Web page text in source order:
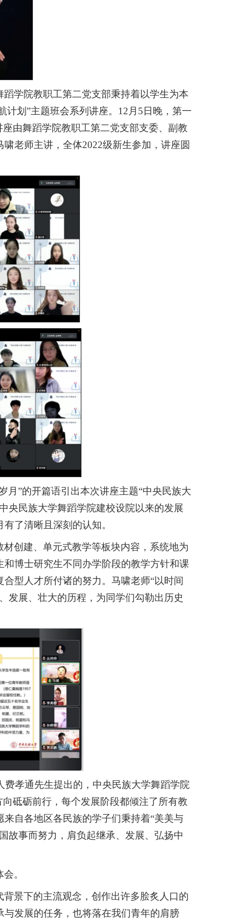
学院教职工第二党支部秉持着以学生为本
划”主题班会系列讲座。12月5日晚，第一
由舞蹈学院教职工第二党支部支委、副教
老师主讲，全体2022级新生参加，讲座圆
月”的开篇语引出本次讲座主题“中央民族大
央民族大学舞蹈学院建校设院以来的发展
了清晰且深刻的认知。
创建、单元式教学等板块内容，系统地为
博士研究生不同办学阶段的教学方针和课
型人才所付诸的努力。马啸老师“以时间
发展、壮大的历程，为同学们勾勒出历史
孝通先生提出的，中央民族大学舞蹈学院
砥砺前行，每个发展阶段都倾注了所有教
自各地区各民族的学子们秉持着“美美与
故事而努力，肩负起继承、发展、弘扬中
。
景下的主流观念，创作出许多脍炙人口的
发展的任务，也将落在我们青年的肩膀